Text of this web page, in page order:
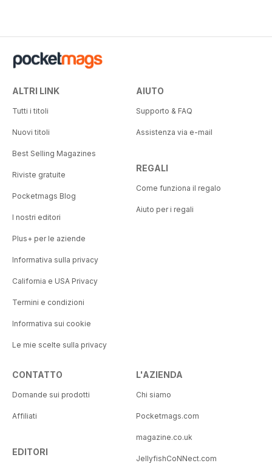
ALTRI LINK
Tutti i titoli
Nuovi titoli
Best Selling Magazines
Riviste gratuite
Pocketmags Blog
I nostri editori
Plus+ per le aziende
Informativa sulla privacy
California e USA Privacy
Termini e condizioni
Informativa sui cookie
Le mie scelte sulla privacy
AIUTO
Supporto & FAQ
Assistenza via e-mail
REGALI
Come funziona il regalo
Aiuto per i regali
CONTATTO
Domande sui prodotti
Affiliati
EDITORI
L'AZIENDA
Chi siamo
Pocketmags.com
magazine.co.uk
JellyfishCoNNect.com